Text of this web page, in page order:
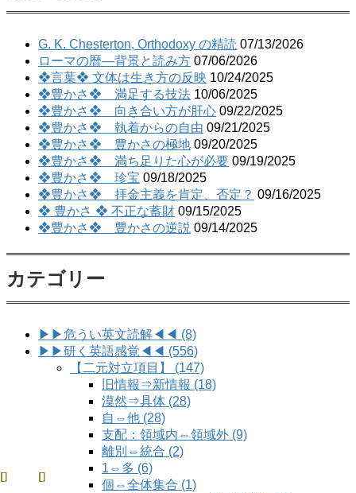
G. K. Chesterton, Orthodoxy の精読 07/13/2026
ローマの暦―背景と読み方 07/06/2026
❖言葉❖ 文体は生き方の反映 10/24/2025
❖豊かさ❖ 満足する技法 10/06/2025
❖豊かさ❖ 向き合い方が肝心 09/22/2025
❖豊かさ❖ 執着からの自由 09/21/2025
❖豊かさ❖ 豊かさの極地 09/20/2025
❖豊かさ❖ 満ち足りた心が必要 09/19/2025
❖豊かさ❖ 珍宝 09/18/2025
❖豊かさ❖ 拝金主義を肯定、否定？ 09/16/2025
❖ 豊かさ ❖ 不正な蓄財 09/15/2025
❖豊かさ❖ 豊かさの逆説 09/14/2025
カテゴリー
▶▶危うい英文読解◀◀ (8)
▶▶研く英語感覚◀◀ (556)
【二元対立項目】 (147)
旧情報⇒新情報 (18)
漠然⇒具体 (28)
自⇔他 (28)
支配：領域内⇔領域外 (9)
離別⇔統合 (2)
1⇔多 (6)
個⇔全体集合 (1)